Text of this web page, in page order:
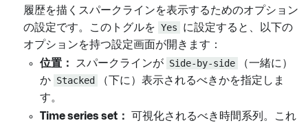
履歴を描くスパークラインを表示するためのオプション
の設定です。このトグルを Yes
に設定すると、以下の
オプションを持つ設定画面が開きます：
位置：
スパークラインが Side-by-side
（一緒に）
か Stacked
（下に）表示されるべきかを指定しま
す。
Time series set：
可視化されるべき時間系列。これ